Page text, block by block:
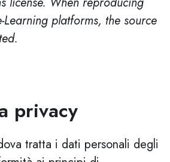
Learning platforms, the source
privacy
tratta i dati personali degli